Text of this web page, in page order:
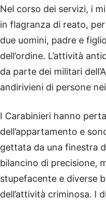
Nel corso dei servizi, i
in flagranza di reato, per
due uomini, padre e
dell’ordine. L’attività
da parte dei militari
andirivieni di persone
I Carabinieri hanno
dell’appartamento e
gettata da una finestra
bilancino di precisione,
stupefacente e diverse
dell’attività criminosa. I